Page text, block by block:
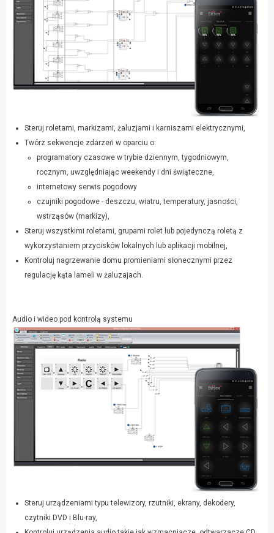
Steruj roletami, markizami, żaluzjami i karniszami elektrycznymi,
Twórz sekwencje zdarzeń w oparciu o:
programatory czasowe w trybie dziennym, tygodniowym,
rocznym, uwzględniając weekendy i dni świąteczne,
internetowy serwis pogodowy
czujniki pogodowe - deszczu, wiatru, temperatury, jasności,
wstrząsów (markizy),
Steruj wszystkimi roletami, grupami rolet lub pojedynczą roletą z
wykorzystaniem przycisków lokalnych lub aplikacji mobilnej,
Kontroluj nagrzewanie domu promieniami słonecznymi przez
regulację kąta lameli w żaluzajach.
Audio i wideo pod kontrolą systemu
Steruj urządzeniami typu telewizory, rzutniki, ekrany, dekodery,
czytniki DVD i Blu-ray,